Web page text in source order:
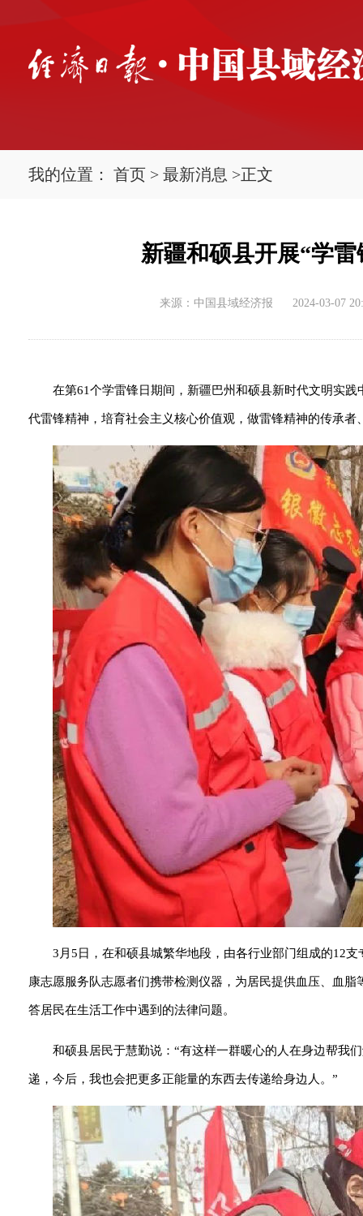
我的位置： 首页 > 最新消息 >正文
新疆和硕县开展“学
来源：中国县域经济报 2024-03-07
在第61个学雷锋日期间，新疆巴州和硕县新时代文明实
代雷锋精神，培育社会主义核心价值观，做雷锋精神的传承者
3月5日，在和硕县城繁华地段，由各行业部门组成的12
康志愿服务队志愿者们携带检测仪器，为居民提供血压、血
答居民在生活工作中遇到的法律问题。
和硕县居民于慧勤说：“有这样一群暖心的人在身边帮我
递，今后，我也会把更多正能量的东西去传递给身边人。”